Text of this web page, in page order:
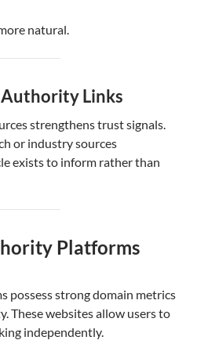
natural.
Links
strengthens trust signals.
or industry sources
exists to inform rather than
Platforms
possess strong domain metrics
These websites allow users to
independently.